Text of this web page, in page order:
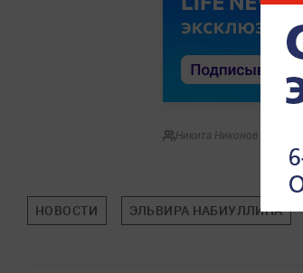
Никита Никонов
НОВОСТИ ЭЛЬВИРА НАБИУЛЛИНА